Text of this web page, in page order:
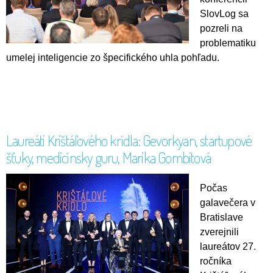
SlovLog sa
pozreli na
problematiku
umelej inteligencie zo špecifického uhla pohľadu.
Laureáti Krištáľového krídla: Gevorkyan, startupové
šťuky, medicínsky guru, Marika Gombitová
Počas
galavečera v
Bratislave
zverejnili
laureátov 27.
ročníka